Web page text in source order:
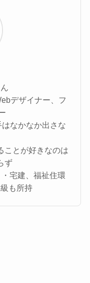
デザイナー、フ
なかなか出さな
ことが好きなのは
ず
宅建、福祉住環
も所持